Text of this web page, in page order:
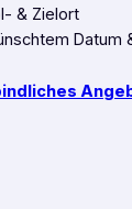
& Zielort
Datum